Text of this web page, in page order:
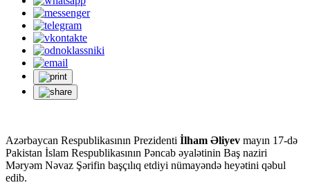
Azərbaycan Respublikasının Prezidenti İlham Əliyev mayın 17-də
Pakistan İslam Respublikasının Pəncab əyalətinin Baş naziri
Məryəm Nəvaz Şərifin başçılıq etdiyi nümayəndə heyətini qəbul
edib.